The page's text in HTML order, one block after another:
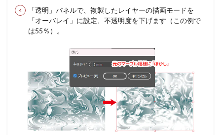
「透明」パネルで、複製したレイヤーの描画モードを
「オーバレイ」に設定、不透明度を下げます（この例で
は55％）。